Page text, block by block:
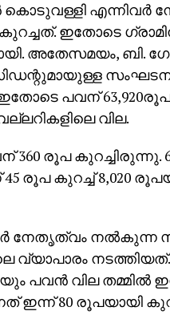
എന്നിവർ
ഇതോടെ
അതേസമയം, ബി.
സംഘടന
പവന്
വില.
360 രൂപ കുറച്ചിരുന്നു.
രൂപ ​കുറച്ച് 8,020
നൽകുന്ന
വ്യാപാരം നടത്തിയത്.
പവൻ വില തമ്മിൽ
ഇന്ന് 80 ​രൂപയായി